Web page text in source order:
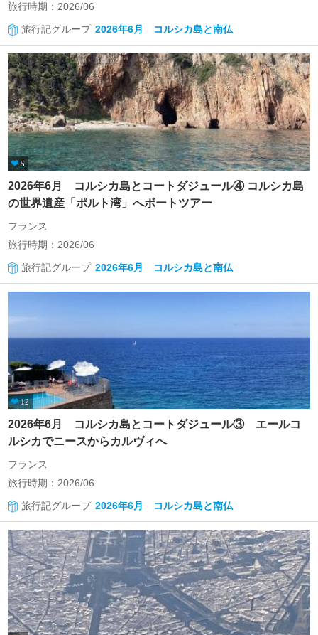
旅行時期：2026/06
旅行記グループ 2026年6月 コルシカ島と南仏
5
2026年6月 コルシカ島とコートダジュール④ コルシカ島
の世界遺産「ポルト湾」へボートツアー
フランス
旅行時期：2026/06
旅行記グループ 2026年6月 コルシカ島と南仏
12
2026年6月 コルシカ島とコートダジュール③ エールコ
ルシカでニースからカルヴィへ
フランス
旅行時期：2026/06
旅行記グループ 2026年6月 コルシカ島と南仏